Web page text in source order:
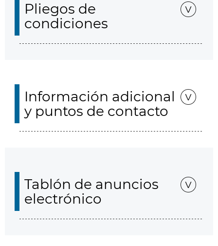
Pliegos de
condiciones
Información adicional
y puntos de contacto
Tablón de anuncios
electrónico